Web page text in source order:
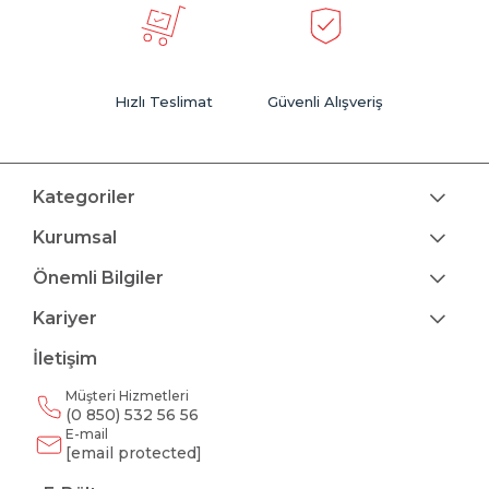
Hızlı Teslimat Güvenli Alışveriş
Kategoriler
Kurumsal
Önemli Bilgiler
Kariyer
İletişim
Müşteri Hizmetleri
(0 850) 532 56 56
E-mail
[email protected]